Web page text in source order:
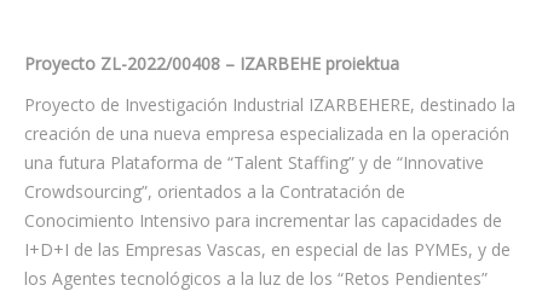
Proyecto ZL-2022/00408 – IZARBEHE proiektua
Proyecto de Investigación Industrial IZARBEHERE, destinado la
creación de una nueva empresa especializada en la operación
una futura Plataforma de “Talent Staffing” y de “Innovative
Crowdsourcing”, orientados a la Contratación de
Conocimiento Intensivo para incrementar las capacidades de
I+D+I de las Empresas Vascas, en especial de las PYMEs, y de
los Agentes tecnológicos a la luz de los “Retos Pendientes”